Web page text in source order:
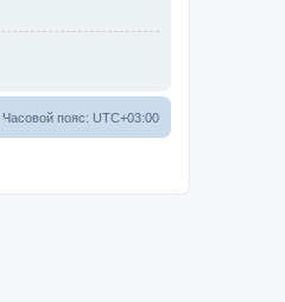
Часовой пояс: UTC+03:00